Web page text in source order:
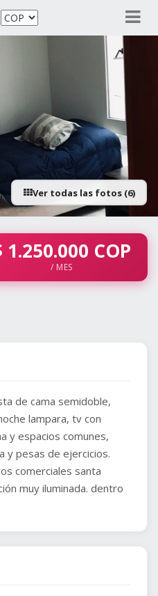
Ver todas las fotos (6)
1.250.000 COP
/ MES
de cama semidoble,
lampara, tv con
y espacios comunes,
y pesas de ejercicios.
comerciales santa
muy iluminada. dentro